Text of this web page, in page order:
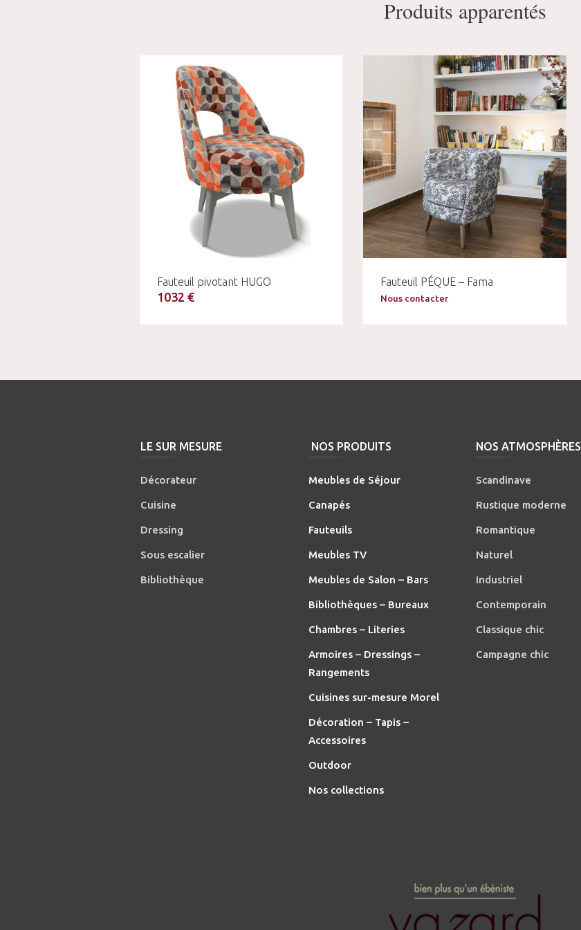
Produits apparentés
Fauteuil pivotant HUGO
1032 €
Fauteuil PÉQUE – Fama
Nous contacter
LE SUR MESURE
Décorateur
Cuisine
Dressing
Sous escalier
Bibliothèque
NOS PRODUITS
Meubles de Séjour
Canapés
Fauteuils
Meubles TV
Meubles de Salon – Bars
Bibliothèques – Bureaux
Chambres – Literies
Armoires – Dressings –
Rangements
Cuisines sur-mesure Morel
Décoration – Tapis –
Accessoires
Outdoor
Nos collections
NOS ATMOSPHÈRES
Scandinave
Rustique moderne
Romantique
Naturel
Industriel
Contemporain
Classique chic
Campagne chic